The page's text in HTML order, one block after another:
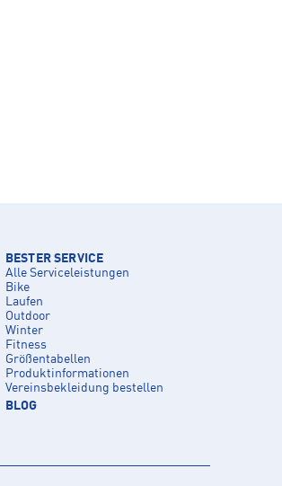
BESTER SERVICE
Alle Serviceleistungen
Bike
Laufen
Outdoor
Winter
Fitness
Größentabellen
Produktinformationen
Vereinsbekleidung bestellen
BLOG